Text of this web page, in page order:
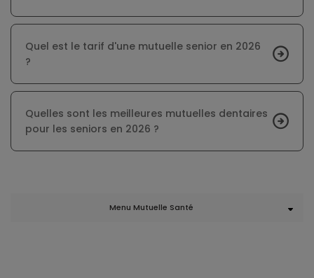
Quel est le tarif d'une mutuelle senior en 2026
?
Quelles sont les meilleures mutuelles dentaires
pour les seniors en 2026 ?
Menu Mutuelle Santé